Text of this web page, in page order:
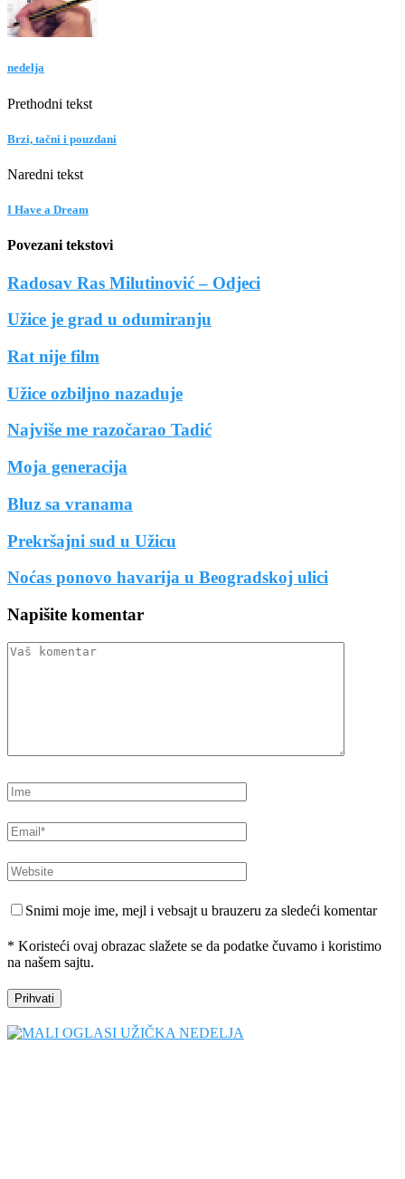
nedelja
Prethodni tekst
Brzi, tačni i pouzdani
Naredni tekst
I Have a Dream
Povezani tekstovi
Radosav Ras Milutinović – Odjeci
Užice je grad u odumiranju
Rat nije film
Užice ozbiljno nazaduje
Najviše me razočarao Tadić
Moja generacija
Bluz sa vranama
Prekršajni sud u Užicu
Noćas ponovo havarija u Beogradskoj ulici
Napišite komentar
Snimi moje ime, mejl i vebsajt u brauzeru za sledeći komentar
* Koristeći ovaj obrazac slažete se da podatke čuvamo i koristimo
na našem sajtu.